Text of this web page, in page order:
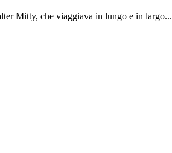
Mitty, che viaggiava in lungo e in largo...